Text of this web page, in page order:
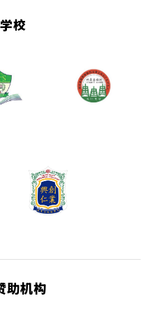
校
助机构